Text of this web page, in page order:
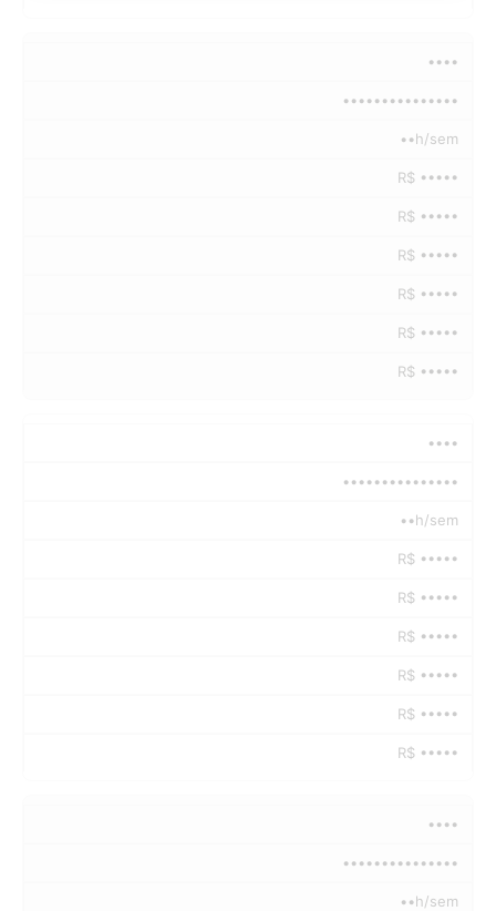
••••
•••••••••••••••
••h/sem
R$ •••••
R$ •••••
R$ •••••
R$ •••••
R$ •••••
R$ •••••
••••
•••••••••••••••
••h/sem
R$ •••••
R$ •••••
R$ •••••
R$ •••••
R$ •••••
R$ •••••
••••
•••••••••••••••
••h/sem